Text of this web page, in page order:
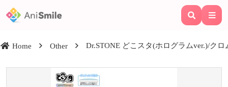
Home Other Dr.STONE どこスタ(ホログラムver.)/クロ